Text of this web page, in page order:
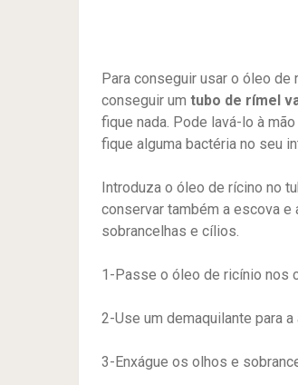
Para conseguir usar o óleo
conseguir um tubo de rímel
fique nada. Pode lavá-lo à
fique alguma bactéria no seu
Introduza o óleo de rícino no
conservar também a escova e
sobrancelhas e cílios.
1-Passe o óleo de ricínio nos
2-Use um demaquilante para
3-Enxágue os olhos e